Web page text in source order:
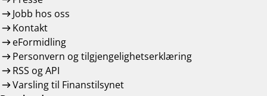
Jobb hos oss
Kontakt
eFormidling
Personvern og tilgjengelighetserklæring
RSS og API
Varsling til Finanstilsynet